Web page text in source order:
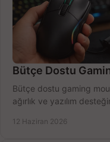
Bütçe Dostu
Bütçe dostu gaming
ağırlık ve yazılım
12 Haziran 2026